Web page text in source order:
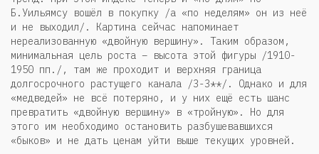
Б.Уильямсу вошёл в покупку /а «по неделям» он из неё
и не выходил/. Картина сейчас напоминает
нереализованную «двойную вершину». Таким образом,
минимальная цель роста – высота этой фигуры /1910-
1950 пп./, там же проходит и верхняя граница
долгосрочного растущего канала /3-3**/. Однако и для
«медведей» не всё потеряно, и у них ещё есть шанс
превратить «двойную вершину» в «тройную». Но для
этого им необходимо остановить разбушевавшихся
«быков» и не дать ценам уйти выше текущих уровней.